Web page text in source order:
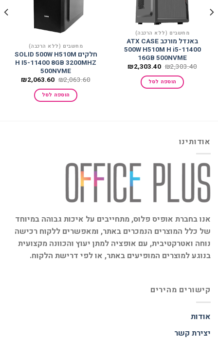
מחשבים (ללא הרכבה)
באנדל מורכב ATX CASE
500W H510M H i5-11400
16GB 500NVME
₪2,303.40 המחיר
היה:
₪2,303.40.
₪2,303.40 המחיר
הוספה לסל
מחשבים (ללא הרכבה)
חלקים SOLID 500W H510M
H I5-11400 8GB 3200MHZ
500NVME
₪2,063.60 המחיר
היה:
₪2,063.60.
₪2,063.60 המחיר
הוספה לסל
אודותינו
אנו בחברת אופיס פלוס, מתחייבים על איכות גבוהה במיוחד
של כלל המוצרים הנמכרים באתר, ומאפשרים ללקוח רכישה
נוחה ואטרקטיבית, עם אופציה למתן יעוץ והכוונה מקצועית
בנוגע למוצרים המופיעים באתר, או לפי דרישת הלקוח.
קישורים מהירים
אודות
יצירת קשר